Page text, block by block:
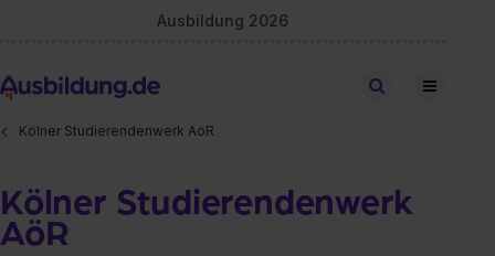
Ausbildung 2026
Stellen finden
Kölner Studierendenwerk AöR
Kölner Studierendenwerk
AöR